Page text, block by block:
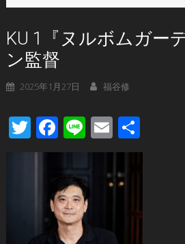
KU 1『ヌルボムガー
ン監督
2025年1月27日 福谷修
TwitterFacebook
LineEmail
有